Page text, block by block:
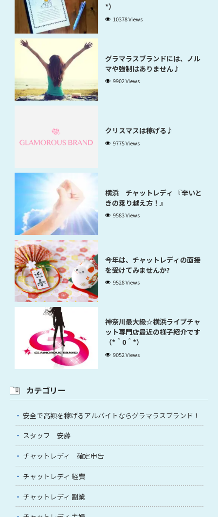
*）
10378 Views
グラマラスブランドには、ノル
マや強制はありません♪
9902 Views
クリスマスは稼げる♪
9775 Views
横浜 チャットレディ 『辛いと
きの乗り越え方！』
9583 Views
今年は、チャットレディの面接
を受けてみませんか?
9528 Views
神奈川最大級☆横浜ライブチャ
ット専門店最近の様子紹介です
（*＾0＾*）
9052 Views
カテゴリー
安全で高額を稼げるアルバイトならグラマラスブランド！
スタッフ 安藤
チャットレディ 確定申告
チャットレディ 経費
チャットレディ 副業